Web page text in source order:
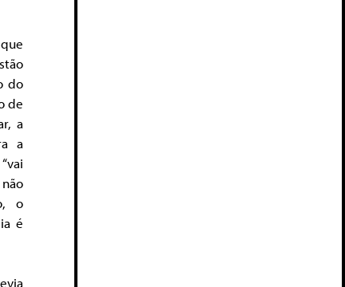
do
de
a
a
o
é